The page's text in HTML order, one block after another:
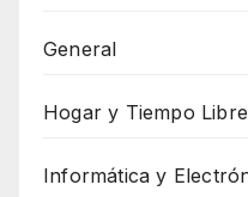
General
Hogar y Tiempo Libre
Informática y